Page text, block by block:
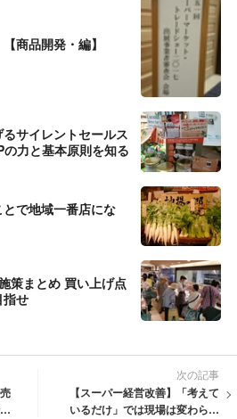
商品開発・編】
サイレントセールス
基本原則を知る
で地域一番店にな
策まとめ 買い上げ点
指せ
次の記事
【スーパー経営改善】「考えて
いるだけ」では現場は変わらな